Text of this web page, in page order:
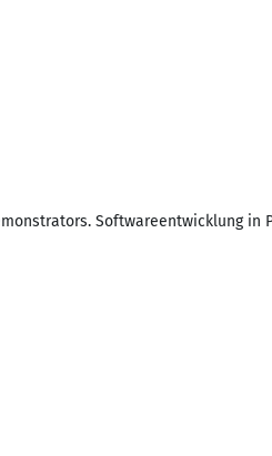
Softwareentwicklung in